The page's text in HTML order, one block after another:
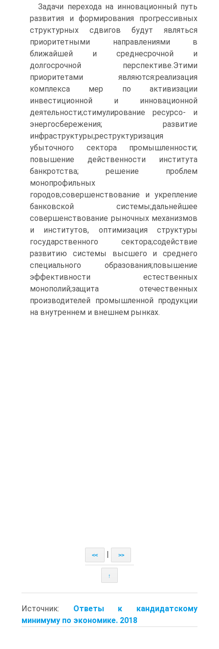
Задачи перехода на инновационный путь
развития и формирования прогрессивных
структурных сдвигов будут являться
приоритетными направлениями в
ближайшей и среднесрочной и
долгосрочной перспективе.Этими
приоритетами являются:реализация
комплекса мер по активизации
инвестиционной и инновационной
деятельности;стимулирование ресурсо- и
энергосбережения; развитие
инфраструктуры;реструктуризация
убыточного сектора промышленности;
повышение действенности института
банкротства; решение проблем
монопрофильных
городов;совершенствование и укрепление
банковской системы;дальнейшее
совершенствование рыночных механизмов
и институтов, оптимизация структуры
государственного сектора;содействие
развитию системы высшего и среднего
специального образования;повышение
эффективности естественных
монополий;защита отечественных
производителей промышленной продукции
на внутреннем и внешнем рынках.
<< >>
↑
Источник: Ответы к кандидатскому
минимуму по экономике. 2018